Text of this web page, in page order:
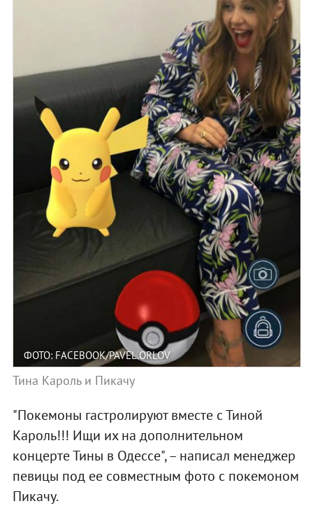
ФОТО: FACEBOOK/PAVEL.ORLOV
Тина Кароль и Пикачу
"Покемоны гастролируют вместе с Тиной
Кароль!!! Ищи их на дополнительном
концерте Тины в Одессе", – написал менеджер
певицы под ее совместным фото с покемоном
Пикачу.